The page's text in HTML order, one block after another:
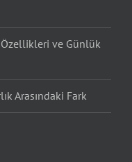
Özellikleri ve Günlük
Arasındaki Fark